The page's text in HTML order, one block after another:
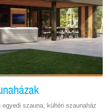
szauna, kültéri szaunaház